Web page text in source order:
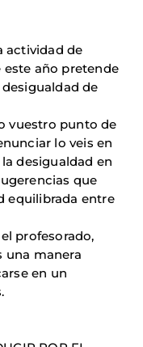
actividad de
este año pretende
de
vuestro punto de
lo veis en
desigualdad en
que
equilibrada entre
profesorado,
una manera
en un